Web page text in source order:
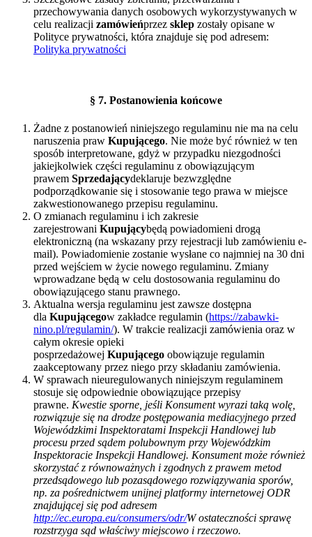
przechowywania danych osobowych wykorzystywanych w
celu realizacji zamówieńprzez sklep zostały opisane w
Polityce prywatności, która znajduje się pod adresem:
Polityka prywatności
§ 7. Postanowienia końcowe
Żadne z postanowień niniejszego regulaminu nie ma na celu
naruszenia praw Kupującego. Nie może być również w ten
sposób interpretowane, gdyż w przypadku niezgodności
jakiejkolwiek części regulaminu z obowiązującym
prawem Sprzedającydeklaruje bezwzględne
podporządkowanie się i stosowanie tego prawa w miejsce
zakwestionowanego przepisu regulaminu.
O zmianach regulaminu i ich zakresie
zarejestrowani Kupującybędą powiadomieni drogą
elektroniczną (na wskazany przy rejestracji lub zamówieniu e-
mail). Powiadomienie zostanie wysłane co najmniej na 30 dni
przed wejściem w życie nowego regulaminu. Zmiany
wprowadzane będą w celu dostosowania regulaminu do
obowiązującego stanu prawnego.
Aktualna wersja regulaminu jest zawsze dostępna
dla Kupującegow zakładce regulamin (https://zabawki-
nino.pl/regulamin/). W trakcie realizacji zamówienia oraz w
całym okresie opieki
posprzedażowej Kupującego obowiązuje regulamin
zaakceptowany przez niego przy składaniu zamówienia.
W sprawach nieuregulowanych niniejszym regulaminem
stosuje się odpowiednie obowiązujące przepisy
prawne. Kwestie sporne, jeśli Konsument wyrazi taką wolę,
rozwiązuje się na drodze postępowania mediacyjnego przed
Wojewódzkimi Inspektoratami Inspekcji Handlowej lub
procesu przed sądem polubownym przy Wojewódzkim
Inspektoracie Inspekcji Handlowej. Konsument może również
skorzystać z równoważnych i zgodnych z prawem metod
przedsądowego lub pozasądowego rozwiązywania sporów,
np. za pośrednictwem unijnej platformy internetowej ODR
znajdującej się pod adresem
http://ec.europa.eu/consumers/odr/W ostateczności sprawę
rozstrzyga sąd właściwy miejscowo i rzeczowo.